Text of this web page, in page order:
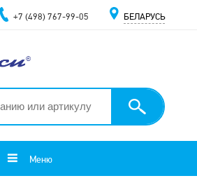
+7 (498) 767-99-05 БЕЛАРУСЬ
Меню